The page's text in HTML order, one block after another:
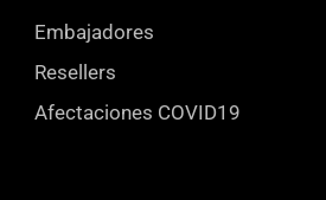
Embajadores
Resellers
Afectaciones COVID19